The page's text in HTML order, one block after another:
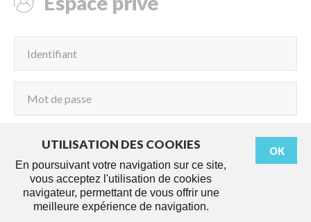
OK
UTILISATION DES COOKIES
En poursuivant votre navigation sur ce site,
vous acceptez l'utilisation de cookies
navigateur, permettant de vous offrir une
meilleure expérience de navigation.